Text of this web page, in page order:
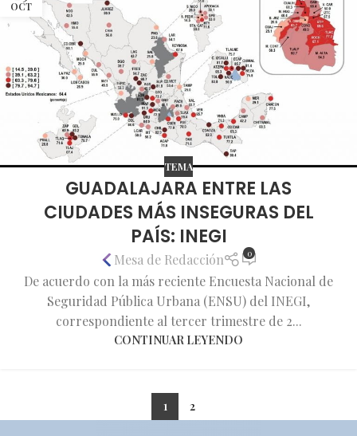
OCT
TEMA
GUADALAJARA ENTRE LAS
CIUDADES MÁS INSEGURAS DEL
PAÍS: INEGI
Mesa de Redacción 0
De acuerdo con la más reciente Encuesta Nacional de
Seguridad Pública Urbana (ENSU) del INEGI,
correspondiente al tercer trimestre de 2...
CONTINUAR LEYENDO
1 2